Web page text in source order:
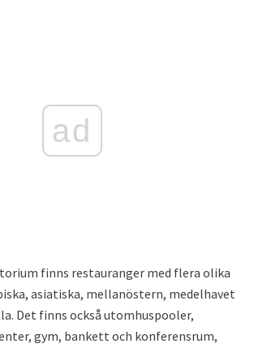
ad
finns restauranger med flera olika
asiatiska, mellanöstern, medelhavet
Det finns också utomhuspooler,
gym, bankett och konferensrum,